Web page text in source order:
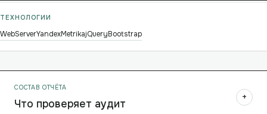
ТЕХНОЛОГИИ
WebServerYandexMetrikajQueryBootstrap
СОСТАВ ОТЧЁТА
Что проверяет аудит +